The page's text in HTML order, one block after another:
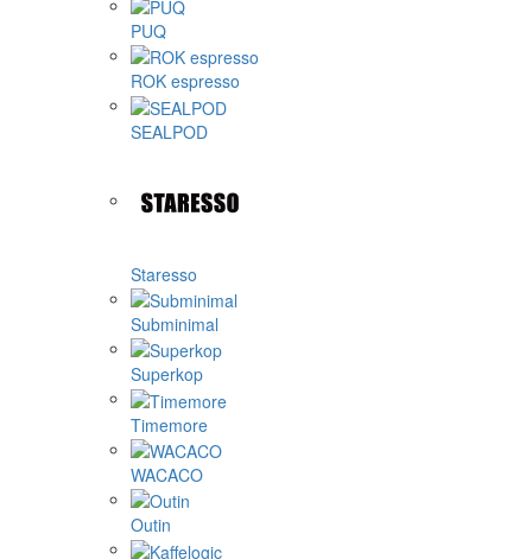
PUQ
ROK espresso
SEALPOD
Staresso
Subminimal
Superkop
Timemore
WACACO
Outin